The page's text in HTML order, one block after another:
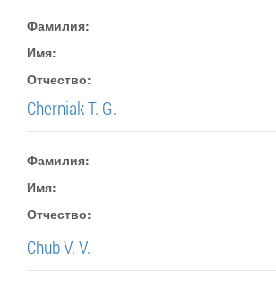
Фамилия:
Имя:
Отчество:
Cherniak T. G.
Фамилия:
Имя:
Отчество:
Chub V. V.